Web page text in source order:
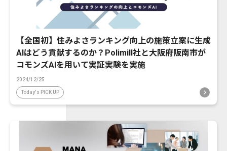
【全国初】住みよさランキング向上の施策立案に生成
AIはどう貢献するのか？Polimill社と大阪府阪南市が
コモンズAIを用いて実証実験を実施
2024/12/25
Today's PICK UP